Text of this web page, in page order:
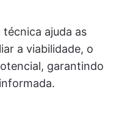
técnica ajuda as
a viabilidade, o
garantindo